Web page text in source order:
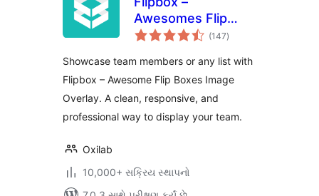
Awesomes Flip
Boxes Image(147કુલ
રેટિંગ્સ
)
Showcase team members or any list with
Flipbox – Awesome Flip Boxes Image
Overlay. A clean, responsive, and
professional way to display your team.
Oxilab
10,000+ સક્રિય સ્થાપનો